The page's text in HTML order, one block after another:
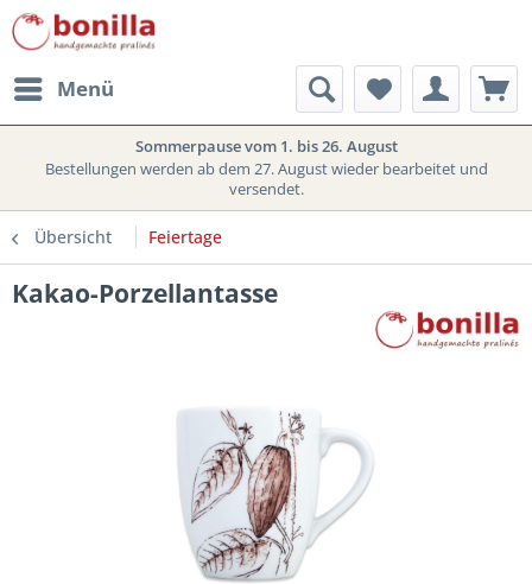
Menü
Sommerpause vom 1. bis 26. August
Bestellungen werden ab dem 27. August wieder bearbeitet und
versendet.
Übersicht Feiertage
Kakao-Porzellantasse